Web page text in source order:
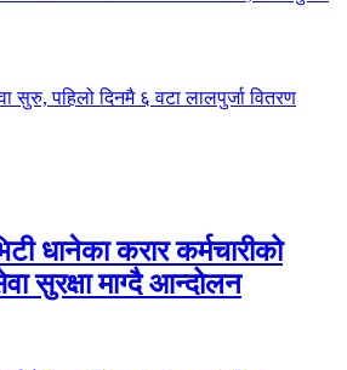
सुरु, पहिलो दिनमै ६ वटा लालपुर्जा वितरण
धानेका करार कर्मचारीको
सुरक्षा माग्दै आन्दोलन